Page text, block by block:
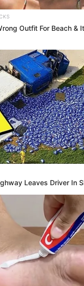
estende os benefícios a
deve realizar?
melhores doramas
da PEC 14 em 2
decide: Valor da
e valorização
na Câmara foi
ao papel
(SUS).
partidos
que atuam
Outfit For Beach &
Leaves Driver In